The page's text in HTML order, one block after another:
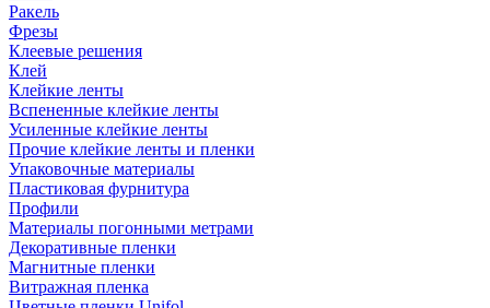
Ракель
Фрезы
Клеевые решения
Клей
Клейкие ленты
Вспененные клейкие ленты
Усиленные клейкие ленты
Прочие клейкие ленты и пленки
Упаковочные материалы
Пластиковая фурнитура
Профили
Материалы погонными метрами
Декоративные пленки
Магнитные пленки
Витражная пленка